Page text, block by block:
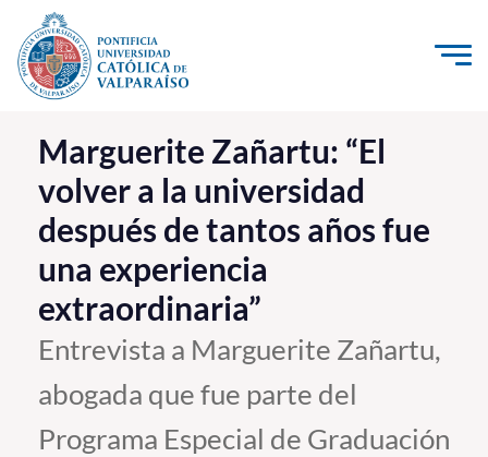
Click acá para ir directamente al contenido
La Universidad
Investigación, Creación e Innovación
PUCV Internacional
Vinculación con el Medio
Admisión
Pregrado
Postgrado
Marguerite Zañartu: “El
volver a la universidad
después de tantos años fue
una experiencia
extraordinaria”
Entrevista a Marguerite Zañartu,
abogada que fue parte del
Programa Especial de Graduación